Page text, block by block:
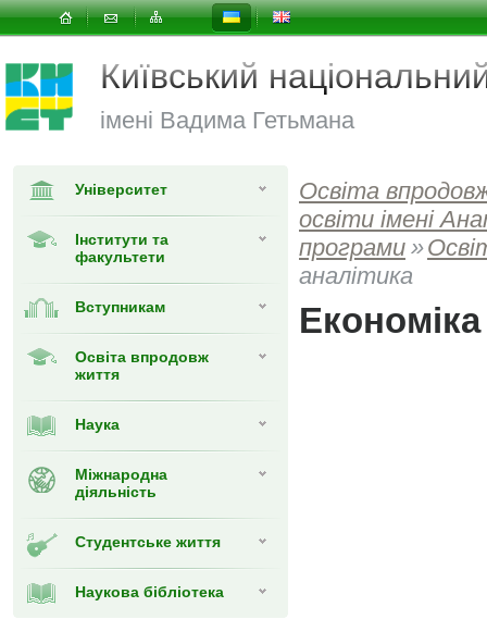
Київський
імені Вадима Гетьмана
Університет
Інститути та
факультети
Вступникам
Освіта впродовж
життя
Наука
Міжнародна
діяльність
Студентське життя
Наукова бібліотека
Освіта
освіти імені
програми »
аналітика
Економіка